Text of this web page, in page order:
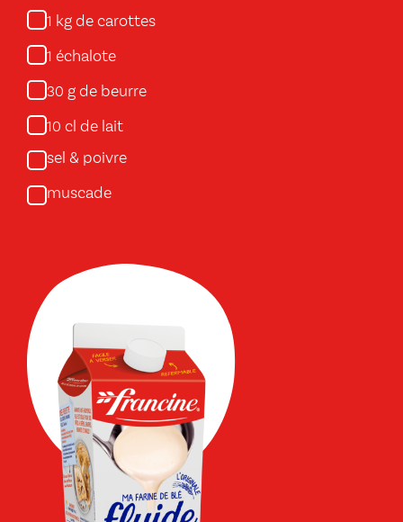
1 kg de carottes
1 échalote
30 g de beurre
10 cl de lait
sel & poivre
muscade